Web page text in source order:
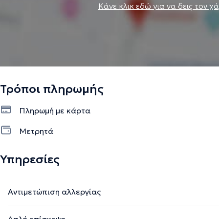
Κάνε κλικ εδώ για να δεις τον
Τρόποι πληρωμής
Πληρωμή με κάρτα
Μετρητά
Υπηρεσίες
Αντιμετώπιση αλλεργίας